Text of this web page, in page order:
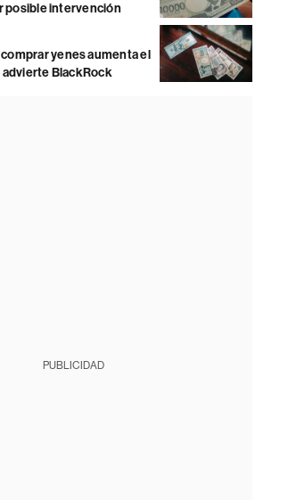
posible intervención
yenes aumenta el
BlackRock
PUBLICIDAD